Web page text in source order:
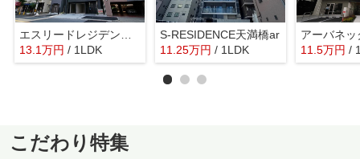
13.1万円 / 1LDK
S-RESIDENCE天満橋ar
11.25万円 / 1LDK
アーバネ
11.5万円 /
こだわり特集